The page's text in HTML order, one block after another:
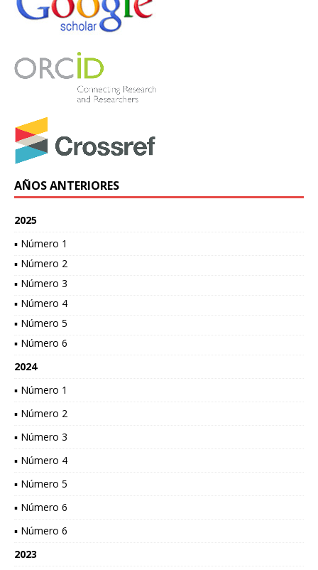
AÑOS ANTERIORES
2025
▪ Número 1
▪ Número 2
▪ Número 3
▪ Número 4
▪ Número 5
▪ Número 6
2024
▪ Número 1
▪ Número 2
▪ Número 3
▪ Número 4
▪ Número 5
▪ Número 6
▪ Número 6
2023